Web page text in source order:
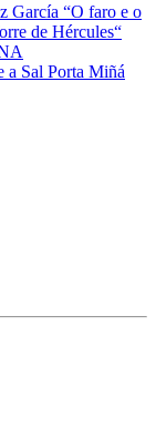
García “O faro e o
de Hércules“
a Sal Porta Miñá